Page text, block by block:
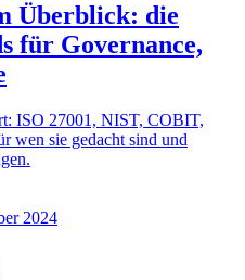
Überblick: die
für Governance,
ISO 27001, NIST, COBIT,
sie gedacht sind und
2024